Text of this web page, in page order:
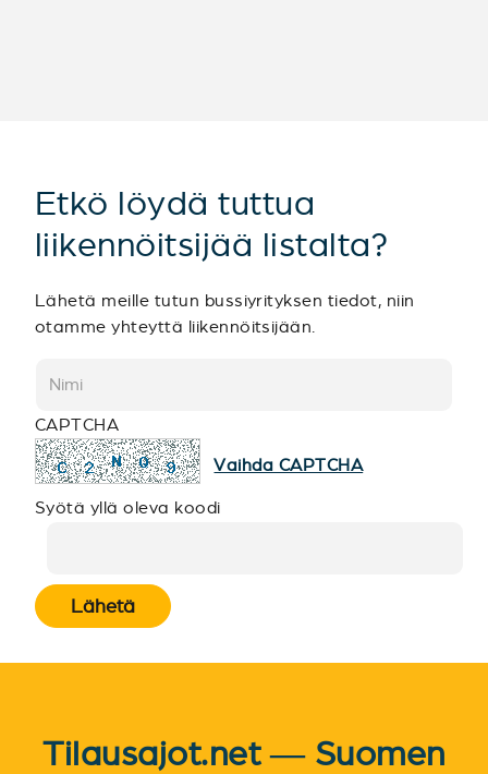
Etkö löydä tuttua
liikennöitsijää listalta?
Lähetä meille tutun bussiyrityksen tiedot, niin
otamme yhteyttä liikennöitsijään.
CAPTCHA
Vaihda CAPTCHA
Syötä yllä oleva koodi
Lähetä
Tilausajot.net — Suomen